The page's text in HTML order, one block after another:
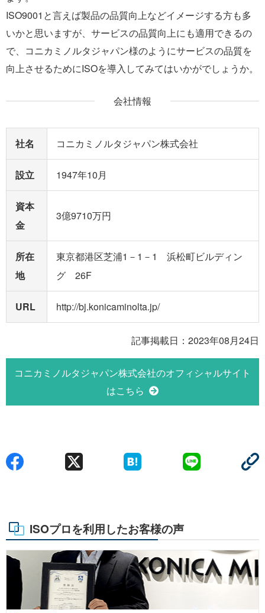
ISO9001と言えば製品の品質向上などイメージする方も多
いかと思いますが、サービスの品質向上にも適用できるの
で、コニカミノルタジャパン様のようにサービスの品質を
向上させるためにISOを導入してみてはいかがでしょうか。
会社情報
社名 コニカミノルタジャパン株式会社
設立 1947年10月
資本
金
3億9710万円
所在
地
東京都港区芝浦1－1－1 浜松町ビルディン
グ 26F
URL http://bj.konicaminolta.jp/
記事掲載日：2023年08月24日
コニカミノルタジャパン株式会社のオフィシャルサイト
はこちら
ISOプロを利用したお客様の声